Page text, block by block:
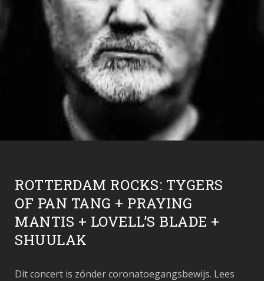
ROTTERDAM ROCKS: TYGERS
OF PAN TANG + PRAYING
MANTIS + LOVELL’S BLADE +
SHUULAK
Dit concert is zónder coronatoegangsbewijs. Lees